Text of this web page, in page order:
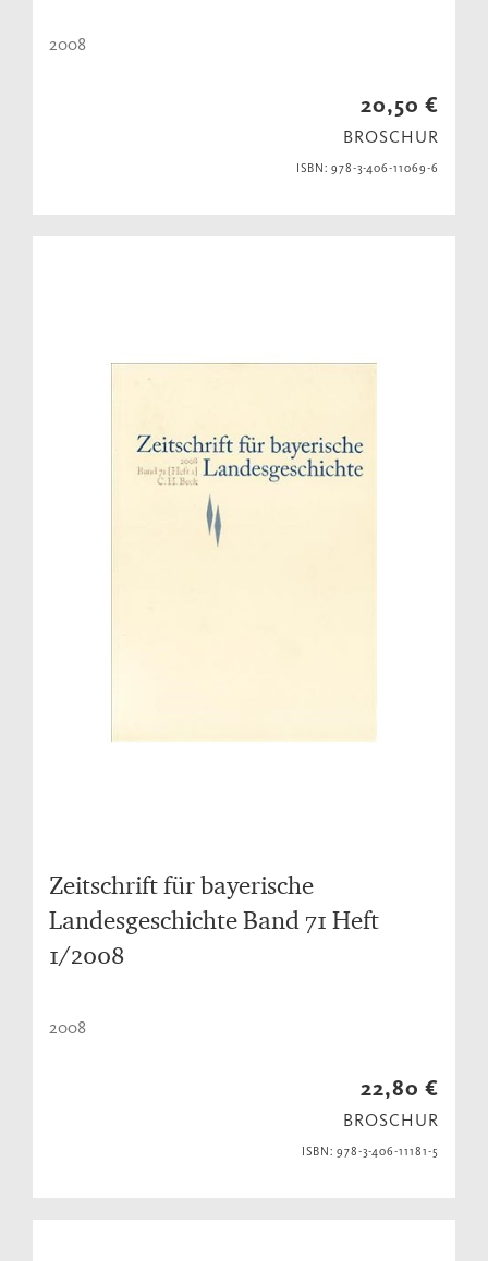
2008
20,50 €
BROSCHUR
ISBN: 978-3-406-11069-6
Zeitschrift für bayerische
Landesgeschichte Band 71 Heft
1/2008
2008
22,80 €
BROSCHUR
ISBN: 978-3-406-11181-5